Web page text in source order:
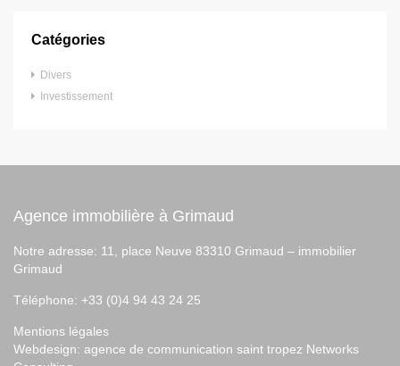
Catégories
Divers
Investissement
Agence immobilière à Grimaud
Notre adresse: 11, place Neuve 83310 Grimaud – immobilier
Grimaud
Téléphone: +33 (0)4 94 43 24 25
Mentions légales
Webdesign: agence de communication saint tropez Networks